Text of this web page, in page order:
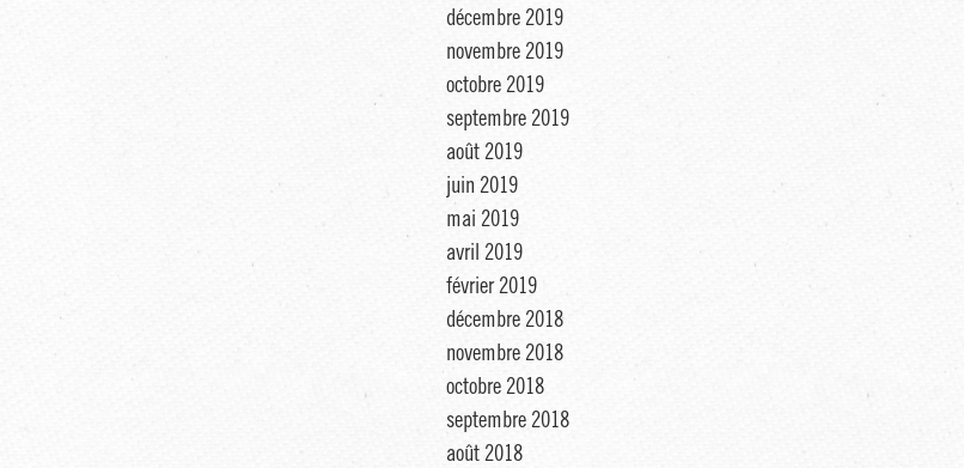
décembre 2019
novembre 2019
octobre 2019
septembre 2019
août 2019
juin 2019
mai 2019
avril 2019
février 2019
décembre 2018
novembre 2018
octobre 2018
septembre 2018
août 2018